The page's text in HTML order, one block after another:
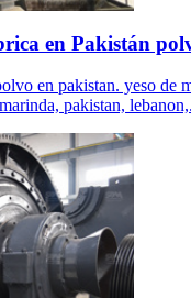
en Pakistán
en pakistan. yeso de
pakistan,